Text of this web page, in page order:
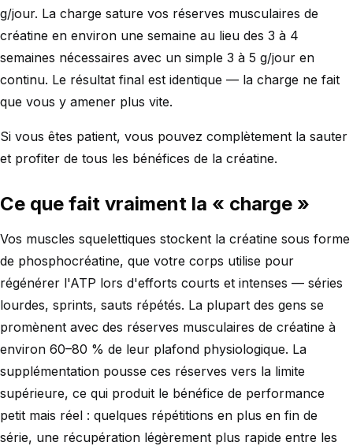
g/jour. La charge sature vos réserves musculaires de
créatine en environ une semaine au lieu des 3 à 4
semaines nécessaires avec un simple 3 à 5 g/jour en
continu. Le résultat final est identique — la charge ne fait
que vous y amener plus vite.
Si vous êtes patient, vous pouvez complètement la sauter
et profiter de tous les bénéfices de la créatine.
Ce que fait vraiment la « charge »
Vos muscles squelettiques stockent la créatine sous forme
de phosphocréatine, que votre corps utilise pour
régénérer l'ATP lors d'efforts courts et intenses — séries
lourdes, sprints, sauts répétés. La plupart des gens se
promènent avec des réserves musculaires de créatine à
environ 60–80 % de leur plafond physiologique. La
supplémentation pousse ces réserves vers la limite
supérieure, ce qui produit le bénéfice de performance
petit mais réel : quelques répétitions en plus en fin de
série, une récupération légèrement plus rapide entre les